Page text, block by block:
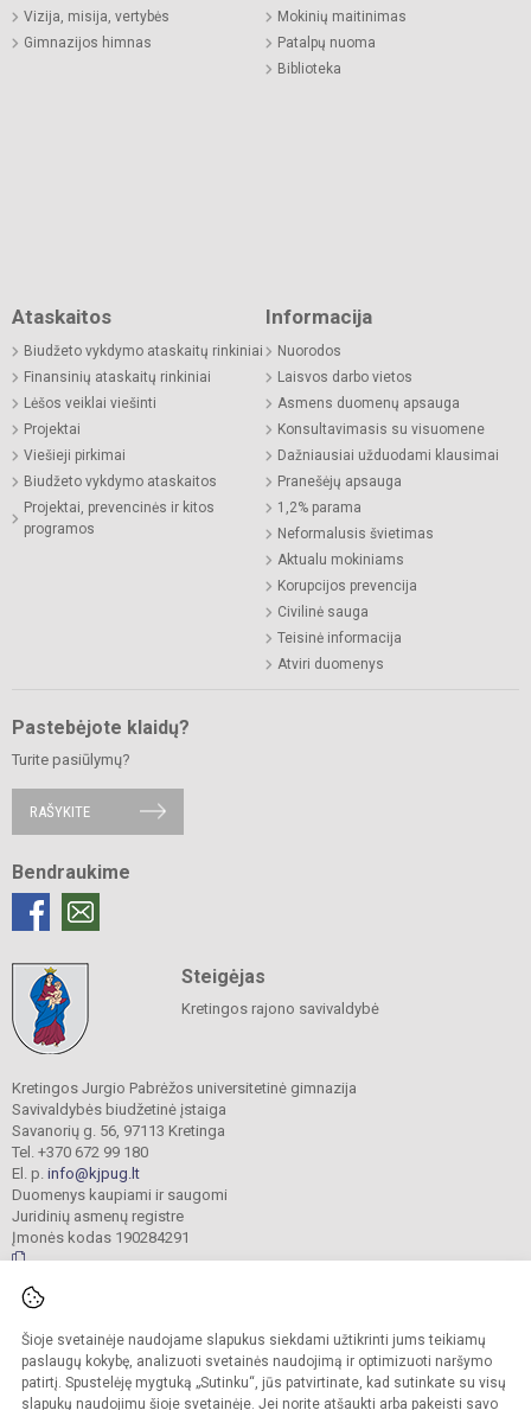
Šioje svetainėje naudojame slapukus siekdami užtikrinti jums teikiamų
paslaugų kokybę, analizuoti svetainės naudojimą ir optimizuoti naršymo
patirtį. Spustelėję mygtuką „Sutinku“, jūs patvirtinate, kad sutinkate su visų
slapukų naudojimu šioje svetainėje. Jei norite atšaukti arba pakeisti savo
Vizija, misija, vertybės
Gimnazijos himnas
Mokinių maitinimas
Patalpų nuoma
Biblioteka
Ataskaitos
Biudžeto vykdymo ataskaitų rinkiniai
Finansinių ataskaitų rinkiniai
Lėšos veiklai viešinti
Projektai
Viešieji pirkimai
Biudžeto vykdymo ataskaitos
Projektai, prevencinės ir kitos
programos
Informacija
Nuorodos
Laisvos darbo vietos
Asmens duomenų apsauga
Konsultavimasis su visuomene
Dažniausiai užduodami klausimai
Pranešėjų apsauga
1,2% parama
Neformalusis švietimas
Aktualu mokiniams
Korupcijos prevencija
Civilinė sauga
Teisinė informacija
Atviri duomenys
Pastebėjote klaidų?
Turite pasiūlymų?
RAŠYKITE
Bendraukime
Steigėjas
Kretingos rajono savivaldybė
Kretingos Jurgio Pabrėžos universitetinė gimnazija
Savivaldybės biudžetinė įstaiga
Savanorių g. 56, 97113 Kretinga
Tel. +370 672 99 180
El. p. info@kjpug.lt
Duomenys kaupiami ir saugomi
Juridinių asmenų registre
Įmonės kodas 190284291
saugomos.
Kopijuoti turinį be raštiško gimnazijos sutikimo griežtai draudžiama.
Versija neįgaliesiems Slapukų valdymas